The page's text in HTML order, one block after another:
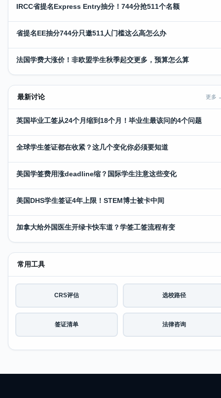
IRCC省提名Express Entry抽分！744分抢511个名额
省提名EE抽分744分只邀511人门槛这么高怎么办
法国学费大涨价！非欧盟学生秋季起交更多，预算怎么算
最新讨论 更多
英国毕业工签从24个月缩到18个月！毕业生最该问的4个问题
全球学生签证都在收紧？这几个变化你必须要知道
美国学签费用涨deadline缩？国际学生注意这些变化
美国DHS学生签证4年上限！STEM博士被卡中间
加拿大给外国医生开绿卡快车道？学签工签流程有变
常用工具
CRS评估 选校路径
签证清单 法律咨询